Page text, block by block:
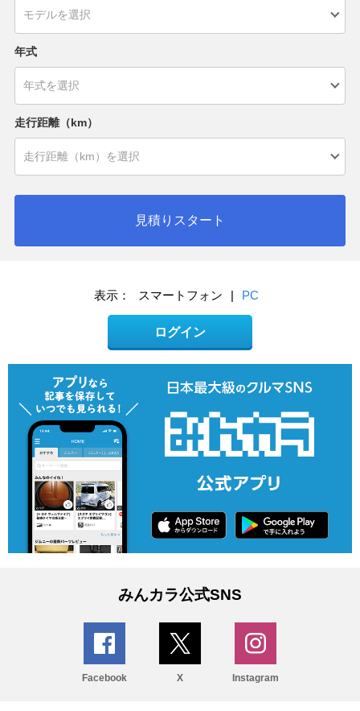
年式
走行距離（km）
見積りスタート
表示： スマートフォン | PC
ログイン
みんカラ公式SNS
Facebook X Instagram